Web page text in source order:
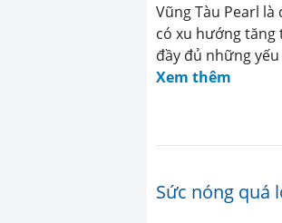
Vũng Tàu Pearl
có xu hướng tăng
đầy đủ những
Xem thêm
Sức nóng quá